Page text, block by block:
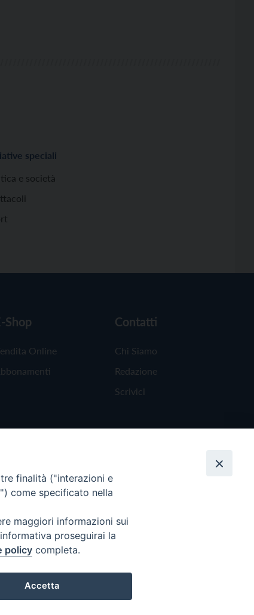
speciali
e società
Shop
Online
Contatti
Chi Siamo
Redazione
Scrivici
finalità ("interazioni e
come specificato nella
maggiori informazioni sui
proseguirai la
policy completa.
Accetta